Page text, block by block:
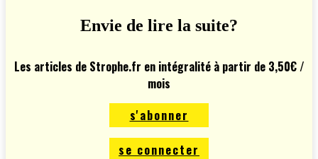
Envie de lire la suite?
Les articles de Strophe.fr en intégralité à partir de 3,50€ /
mois
s'abonner
se connecter